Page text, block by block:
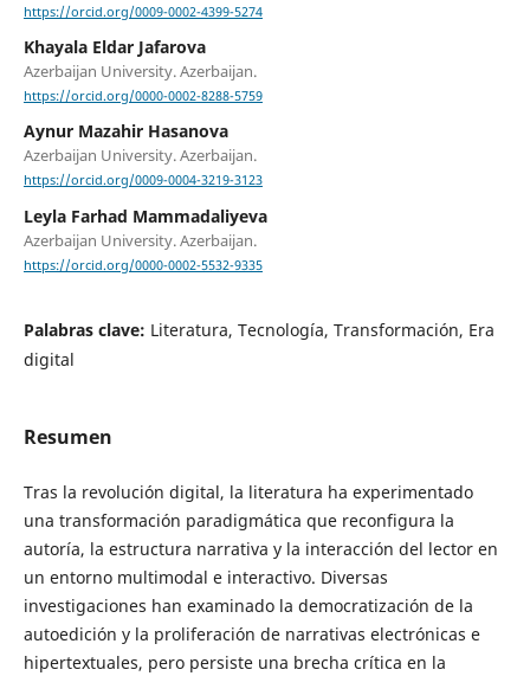
https://orcid.org/0009-0002-4399-5274
Khayala Eldar Jafarova
Azerbaijan University. Azerbaijan.
https://orcid.org/0000-0002-8288-5759
Aynur Mazahir Hasanova
Azerbaijan University. Azerbaijan.
https://orcid.org/0009-0004-3219-3123
Leyla Farhad Mammadaliyeva
Azerbaijan University. Azerbaijan.
https://orcid.org/0000-0002-5532-9335
Palabras clave: Literatura, Tecnología, Transformación, Era
digital
Resumen
Tras la revolución digital, la literatura ha experimentado
una transformación paradigmática que reconfigura la
autoría, la estructura narrativa y la interacción del lector en
un entorno multimodal e interactivo. Diversas
investigaciones han examinado la democratización de la
autoedición y la proliferación de narrativas electrónicas e
hipertextuales, pero persiste una brecha crítica en la